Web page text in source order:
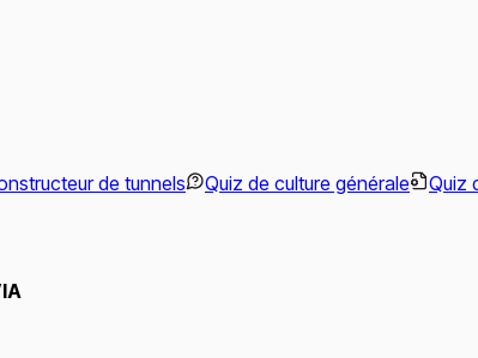
de tunnels Quiz de culture générale Quiz